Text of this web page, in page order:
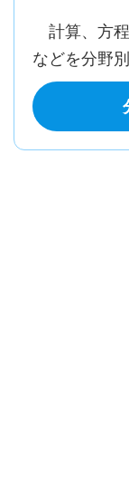
計算、方
などを分野